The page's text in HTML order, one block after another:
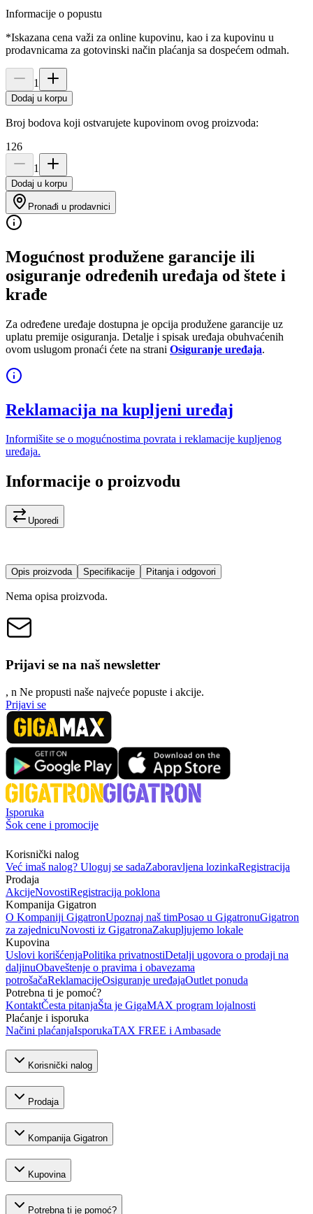
Informacije o popustu
*Iskazana cena važi za online kupovinu, kao i za kupovinu u
prodavnicama za gotovinski način plaćanja sa dospećem odmah.
1
Dodaj u korpu
Broj bodova koji ostvarujete kupovinom ovog proizvoda:
126
1
Dodaj u korpu
Pronađi u prodavnici
Mogućnost produžene garancije ili
osiguranje određenih uređaja od štete i
krađe
Za određene uređaje dostupna je opcija produžene garancije uz
uplatu premije osiguranja. Detalje i spisak uređaja obuhvaćenih
ovom uslugom pronaći ćete na strani Osiguranje uređaja.
Reklamacija na kupljeni uređaj
Informišite se o mogućnostima povrata i reklamacije kupljenog
uređaja.
Informacije o proizvodu
Uporedi
Opis proizvoda Specifikacije Pitanja i odgovori
Nema opisa proizvoda.
Prijavi se na naš newsletter
, n Ne propusti naše najveće popuste i akcije.
Prijavi se
Isporuka
Šok cene i promocije
Korisnički nalog
Već imaš nalog? Uloguj se sadaZaboravljena lozinkaRegistracija
Prodaja
AkcijeNovostiRegistracija poklona
Kompanija Gigatron
O Kompaniji GigatronUpoznaj naš timPosao u GigatronuGigatron
za zajednicuNovosti iz GigatronaZakupljujemo lokale
Kupovina
Uslovi korišćenjaPolitika privatnostiDetalji ugovora o prodaji na
daljinuObaveštenje o pravima i obavezama
potrošačaReklamacijeOsiguranje uređajaOutlet ponuda
Potrebna ti je pomoć?
KontaktČesta pitanjaŠta je GigaMAX program lojalnosti
Plaćanje i isporuka
Načini plaćanjaIsporukaTAX FREE i Ambasade
Korisnički nalog
Prodaja
Kompanija Gigatron
Kupovina
Potrebna ti je pomoć?